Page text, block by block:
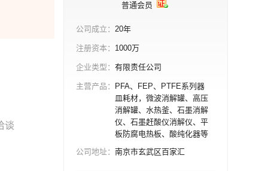
谈
普通会员
公司成立： 20年
注册资本： 1000万
企业类型： 有限责任公司
主营产品：
PFA、FEP、PTFE系列器
皿耗材，微波消解罐、高压
消解罐、水热釜、石墨消解
仪、石墨赶酸仪消解仪、平
板防腐电热板、酸纯化器等
公司地址： 南京市玄武区百家汇